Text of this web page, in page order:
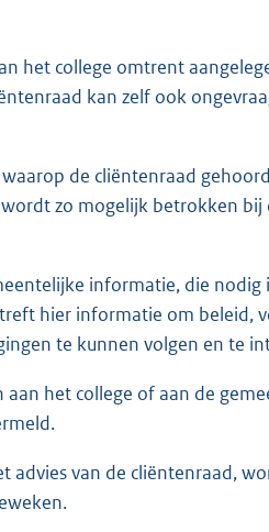
het college omtrent
kan zelf ook
de cliëntenraad
zo mogelijk betrokken
informatie, die
hier informatie om beleid,
te kunnen volgen en te
aan het college of aan de
advies van de cliëntenraad,